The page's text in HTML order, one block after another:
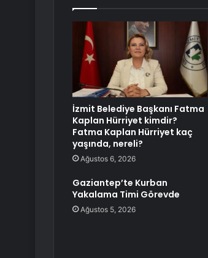
İzmit Belediye Başkanı Fatma
Kaplan Hürriyet kimdir?
Fatma Kaplan Hürriyet kaç
yaşında, nereli?
Ağustos 6, 2026
Gaziantep’te Kurban
Yakalama Timi Görevde
Ağustos 5, 2026